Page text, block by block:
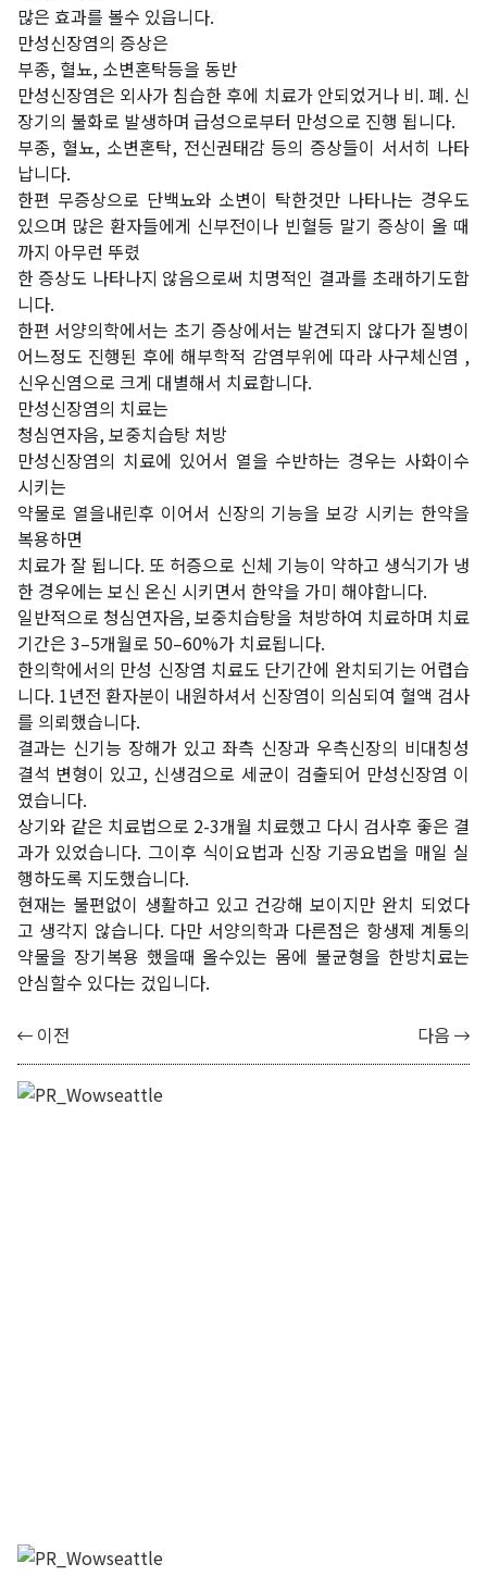
많은 효과를 볼수 있읍니다.
만성신장염의 증상은
부종, 혈뇨, 소변혼탁등을 동반
만성신장염은 외사가 침습한 후에 치료가 안되었거나 비. 폐. 신
장기의 불화로 발생하며 급성으로부터 만성으로 진행 됩니다.
부종, 혈뇨, 소변혼탁, 전신권태감 등의 증상들이 서서히 나타
납니다.
한편 무증상으로 단백뇨와 소변이 탁한것만 나타나는 경우도
있으며 많은 환자들에게 신부전이나 빈혈등 말기 증상이 올 때
까지 아무런 뚜렸
한 증상도 나타나지 않음으로써 치명적인 결과를 초래하기도합
니다.
한편 서양의학에서는 초기 증상에서는 발견되지 않다가 질병이
어느정도 진행된 후에 해부학적 감염부위에 따라 사구체신염 ,
신우신염으로 크게 대별해서 치료합니다.
만성신장염의 치료는
청심연자음, 보중치습탕 처방
만성신장염의 치료에 있어서 열을 수반하는 경우는 사화이수
시키는
약물로 열을내린후 이어서 신장의 기능을 보강 시키는 한약을
복용하면
치료가 잘 됩니다. 또 허증으로 신체 기능이 약하고 생식기가 냉
한 경우에는 보신 온신 시키면서 한약을 가미 해야합니다.
일반적으로 청심연자음, 보중치습탕을 처방하여 치료하며 치료
기간은 3–5개월로 50–60%가 치료됩니다.
한의학에서의 만성 신장염 치료도 단기간에 완치되기는 어렵습
니다. 1년전 환자분이 내원하셔서 신장염이 의심되여 혈액 검사
를 의뢰했습니다.
결과는 신기능 장해가 있고 좌측 신장과 우측신장의 비대칭성
결석 변형이 있고, 신생검으로 세균이 검출되어 만성신장염 이
였습니다.
상기와 같은 치료법으로 2-3개월 치료했고 다시 검사후 좋은 결
과가 있었습니다. 그이후 식이요법과 신장 기공요법을 매일 실
행하도록 지도했습니다.
현재는 불편없이 생활하고 있고 건강해 보이지만 완치 되었다
고 생각지 않습니다. 다만 서양의학과 다른점은 항생제 계통의
약물을 장기복용 했을때 올수있는 몸에 불균형을 한방치료는
안심할수 있다는 겄입니다.
이전
다음